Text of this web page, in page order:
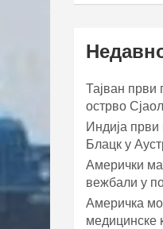
Тајван први
острво
Индија
Блацк у
Амерички
вежбали у
Америчка
медицинске